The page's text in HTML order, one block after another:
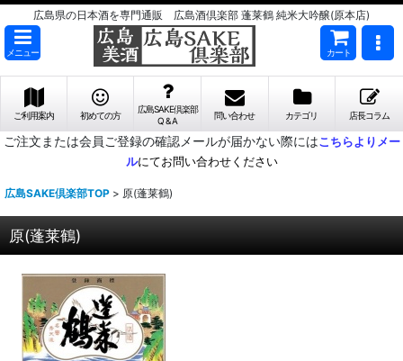
広島県の日本酒を専門通販 広島酒倶楽部 蓬莱鶴 純米大吟醸(原本店)
メニュー カート
ご利用案内 初めての方
広島SAKE倶楽部
Q & A
問い合わせ カテゴリ 店長コラム
ご注文または会員ご登録の確認メールが届かない際にはこちらよりメー
ルにてお問い合わせください
広島SAKE倶楽部TOP > 原(蓬莱鶴)
原(蓬莱鶴)